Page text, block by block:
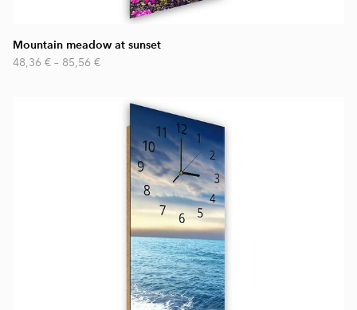
Mountain meadow at sunset
48,36 € – 85,56 €